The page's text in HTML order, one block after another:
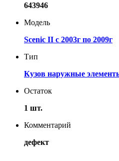
643946
Модель
Scenic II с 2003г по 2009г
Тип
Кузов наружные
Остаток
1 шт.
Комментарий
дефект